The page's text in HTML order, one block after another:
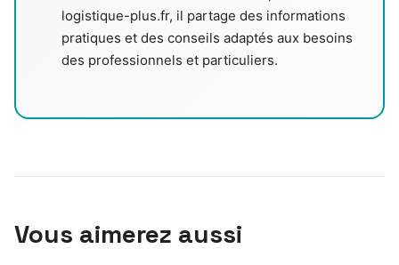
logistique-plus.fr, il partage des informations
pratiques et des conseils adaptés aux besoins
des professionnels et particuliers.
Vous aimerez aussi